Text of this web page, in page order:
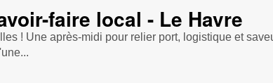
faire local - Le Havre
! Une après-midi pour relier port, logistique et